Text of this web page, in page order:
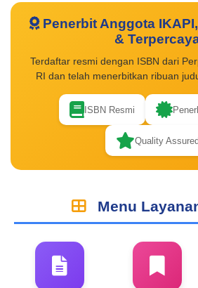
Penerbit Anggota
&
Terdaftar resmi dengan ISBN dari
RI dan telah menerbitkan ribuan
ISBN Resmi
Quality
Menu